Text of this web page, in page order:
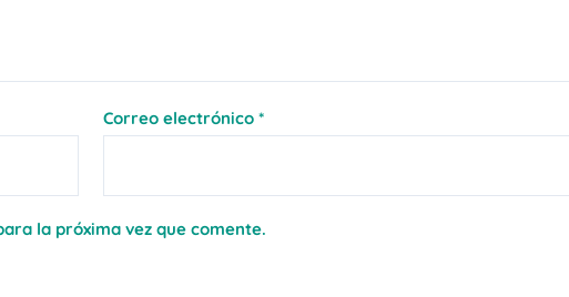
Correo electrónico*
la próxima vez que comente.